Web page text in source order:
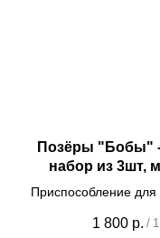
Позёры "Бобы"
набор из 3шт,
Приспособление для
1 800 р. /